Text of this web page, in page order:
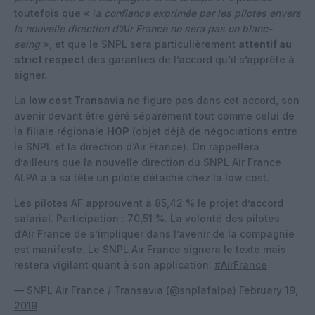
toutefois que « la confiance exprimée par les pilotes envers
la nouvelle direction d’Air France ne sera pas un blanc-
seing », et que le SNPL sera particulièrement attentif au
strict respect des garanties de l’accord qu’il s’apprête à
signer.
La low cost Transavia ne figure pas dans cet accord, son
avenir devant être géré séparément tout comme celui de
la filiale régionale HOP (objet déjà de négociations entre
le SNPL et la direction d’Air France). On rappellera
d’ailleurs que la nouvelle direction du SNPL Air France
ALPA a à sa tête un pilote détaché chez la low cost.
Les pilotes AF approuvent à 85,42 % le projet d’accord
salarial. Participation : 70,51 %. La volonté des pilotes
d’Air France de s’impliquer dans l’avenir de la compagnie
est manifeste. Le SNPL Air France signera le texte mais
restera vigilant quant à son application. #AirFrance
— SNPL Air France / Transavia (@snplafalpa) February 19,
2019